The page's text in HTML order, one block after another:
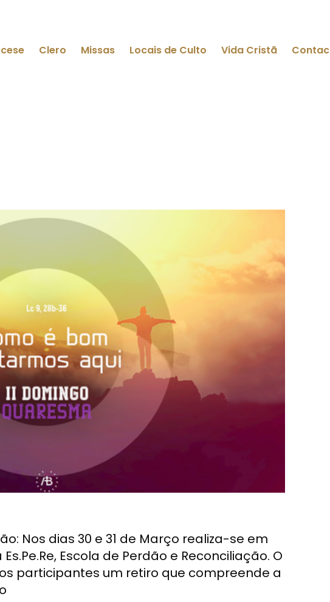
Clero Missas Locais de Culto Vida Cristã
Nos dias 30 e 31 de Março realiza-se em
Escola de Perdão e Reconciliação. O
participantes um retiro que compreende a